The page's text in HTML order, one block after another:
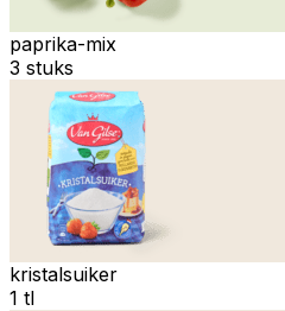
paprika-mix
3 stuks
kristalsuiker
1 tl